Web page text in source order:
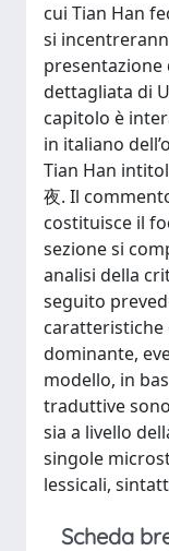
cui Tian Han
si
presentazione
dettagliata di
capitolo è
in italiano
Tian Han
夜. Il
costituisce il
sezione si
analisi della
seguito
caratteristiche
dominante,
modello, in
traduttive
sia a livello
singole
lessicali,
Scheda